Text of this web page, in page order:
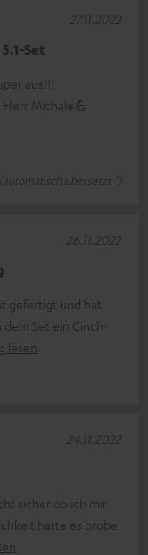
Set
aus!!!
Herr Michale💪
(automatisch übersetzt *)
27.11.2022
gefertigt und hat
Set ein Cinch-
lesen
26.11.2022
sicher ob ich mir
hatte es brobe
24.11.2022